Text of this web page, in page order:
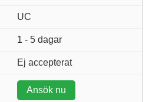
UC
1 - 5 dagar
Ej accepterat
Ansök nu